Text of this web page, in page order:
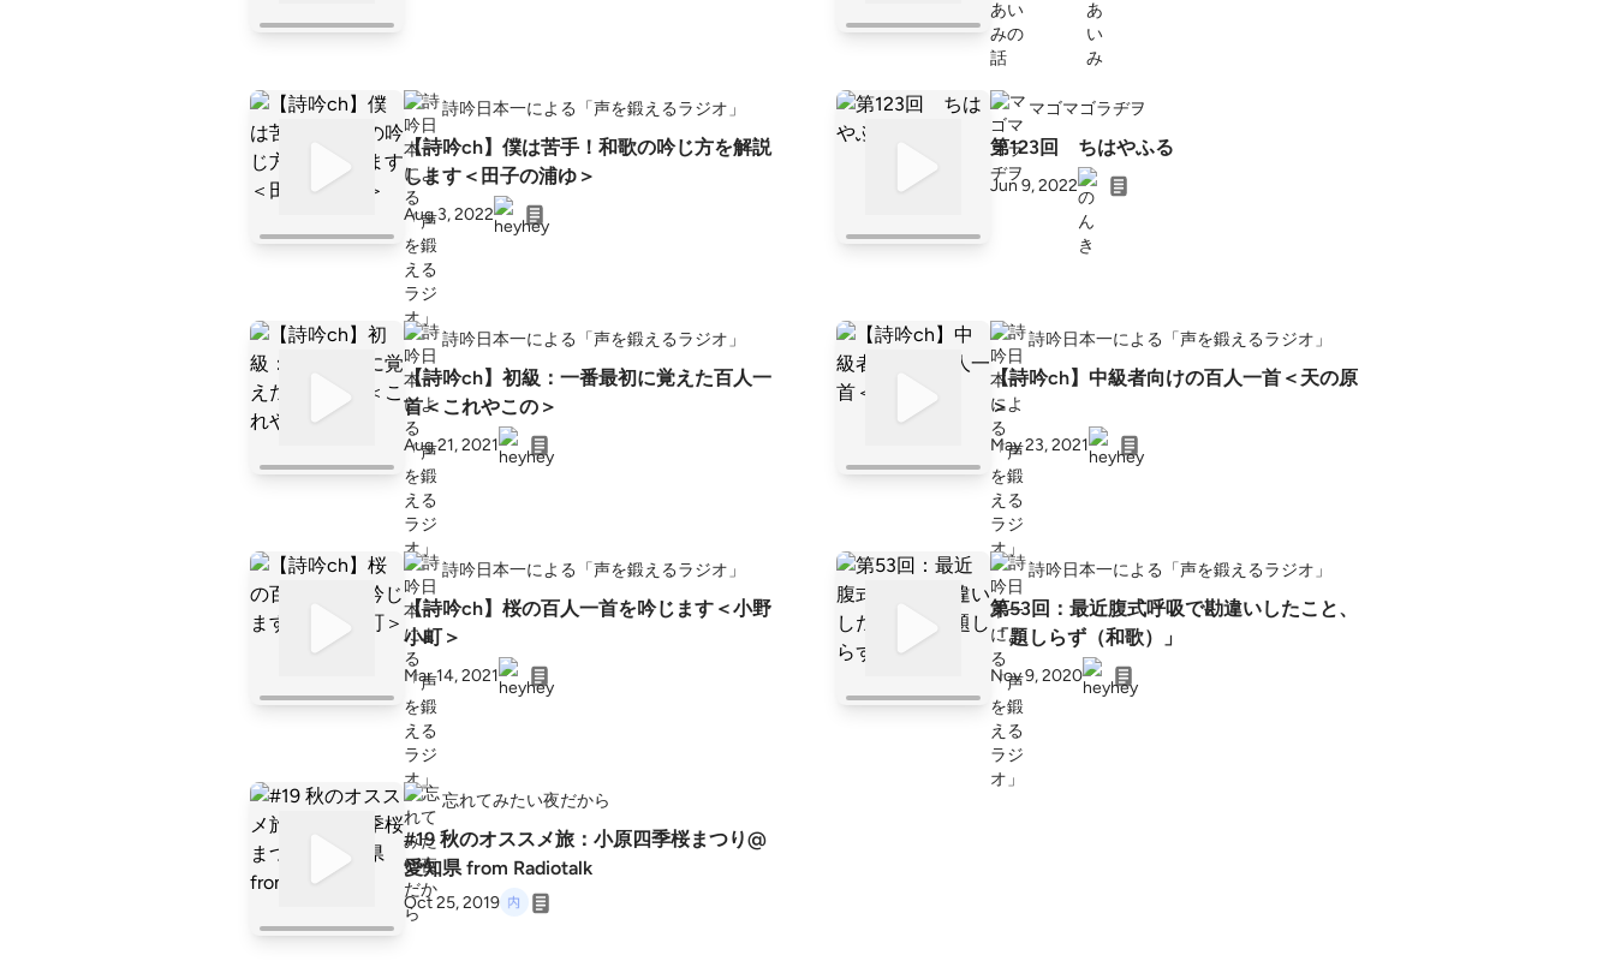
詩吟日本一による「声を鍛えるラジオ」
【詩吟ch】僕は苦手！和歌の吟じ方を解説
します＜田子の浦ゆ＞
Aug 3, 2022
マゴマゴラヂヲ
第123回 ちはやふる
Jun 9, 2022
詩吟日本一による「声を鍛えるラジオ」
【詩吟ch】初級：一番最初に覚えた百人一
首＜これやこの＞
Aug 21, 2021
詩吟日本一による「声を鍛えるラジオ」
【詩吟ch】中級者向けの百人一首＜天の原
＞
May 23, 2021
詩吟日本一による「声を鍛えるラジオ」
【詩吟ch】桜の百人一首を吟じます＜小野
小町＞
Mar 14, 2021
詩吟日本一による「声を鍛えるラジオ」
第53回：最近腹式呼吸で勘違いしたこと、
「題しらず（和歌）」
Nov 9, 2020
忘れてみたい夜だから
#19 秋のオススメ旅：小原四季桜まつり@
愛知県 from Radiotalk
Oct 25, 2019